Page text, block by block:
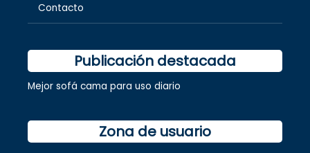
Contacto
Publicación destacada
Mejor sofá cama para uso diario
Zona de usuario